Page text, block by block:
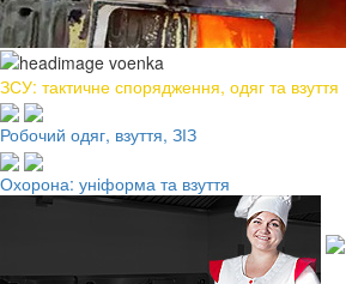
ЗСУ: тактичне спорядження, одяг та взуття
Робочий одяг, взуття, ЗІЗ
Охорона: уніформа та взуття